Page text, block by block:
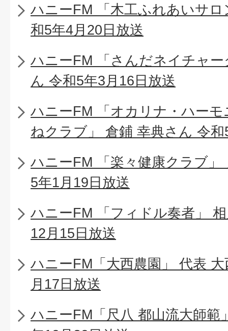
ハニーFM 「木工ふれあいサ
和5年4月20日放送
ハニーFM 「さんだネイチャ
ん 令和5年3月16日放送
ハニーFM 「オカリナ・ハー
ねクラブ」 倉鋪 幸典さん 令
ハニーFM 「楽々健康クラブ
5年1月19日放送
ハニーFM 「フィドル奏者」
12月15日放送
ハニーFM「大西農園」 代表
月17日放送
ハニーFM「尺八 都山流大師範